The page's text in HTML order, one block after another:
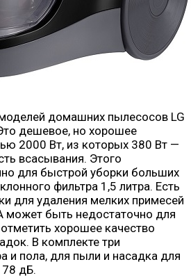
домашних пылесосов LG
дешевое, но хорошее
2000 Вт, из которых 380 Вт —
всасывания. Этого
для быстрой уборки больших
фильтра 1,5 литра. Есть
для удаления мелких примесей
может быть недостаточно для
хорошее качество
В комплекте три
и пола, для пыли и насадка для
78 дБ.